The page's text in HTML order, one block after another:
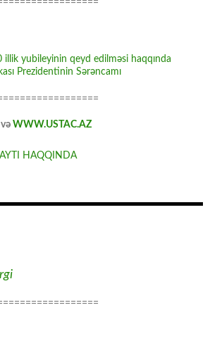
illik yubileyinin qeyd edilməsi haqqında
Prezidentinin Sərəncamı
və WWW.USTAC.AZ
HAQQINDA